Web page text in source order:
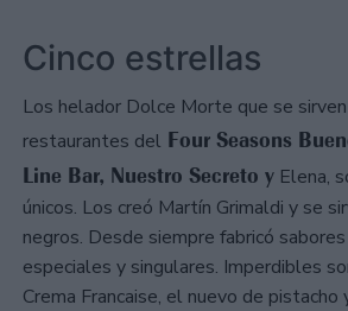
Cinco estrellas
Los helador Dolce Morte que se
restaurantes del Four Seasons
Line Bar, Nuestro Secreto y Elena,
únicos. Los creó Martín Grimaldi y se
negros. Desde siempre fabricó
especiales y singulares. Imperdibles
Crema Francaise, el nuevo de pistacho